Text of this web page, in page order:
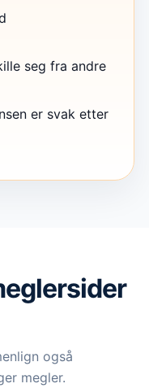
seg fra andre
er svak etter
også
megler.